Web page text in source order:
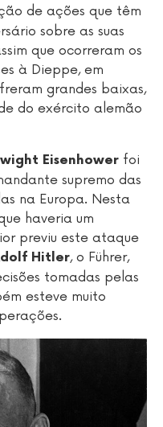
de ações que têm
sobre as suas
que ocorreram os
à Dieppe, em
grandes baixas,
do exército alemão
Eisenhower foi
supremo das
na Europa. Nesta
haveria um
previu este ataque
Hitler, o Führer,
tomadas pelas
esteve muito